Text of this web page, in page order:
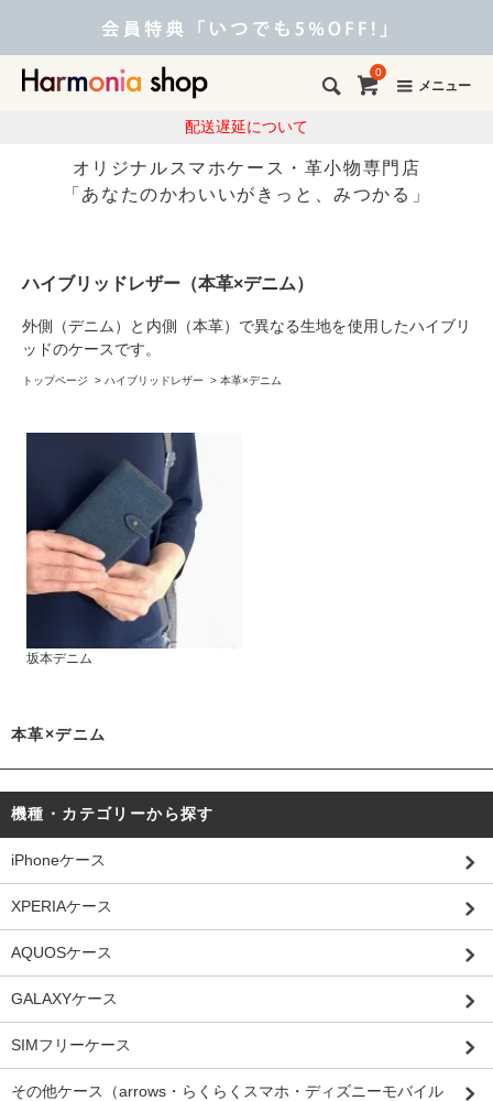
メニュー
0
配送遅延について
オリジナルスマホケース・革小物専門店
「あなたのかわいいがきっと、みつかる」
ハイブリッドレザー（本革×デニム）
外側（デニム）と内側（本革）で異なる生地を使用したハイブリ
ッドのケースです。
トップページ > ハイブリッドレザー > 本革×デニム
坂本デニム
本革×デニム
機種・カテゴリーから探す
iPhoneケース
XPERIAケース
AQUOSケース
GALAXYケース
SIMフリーケース
その他ケース（arrows・らくらくスマホ・ディズニーモバイル